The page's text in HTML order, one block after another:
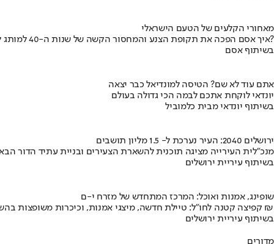
מאחורי הקלעים של הטעם הישראלי
איך אסם הפכה את תקופת הצנע והמחסור הקשה של שנות ה-40 למותג לאומי?
בשיתוף אסם
אתם עוד לא שם? הטיסה למונדיאל כבר יצאה
יונדאי לוקחת אתכם לבמה הכי גדולה בעולם
בשיתוף יונדאי מבית כלמוביל
ירושלים 2040: העיר נערכת ל- 1.5 מליון תושבים
מנכ"לית העירייה מציגה תוכנית להשארת הצעירים ובניית עתיד הדור
בשיתוף עיריית ירושלים
שופינג, אמנות ואוכל: המרכז המתחדש של מזרח י-ם
קפיצה קטנה לחו"ל: טיילת חדשה, מיצגי אמנות, וכיכרות משופצות בהשקעה של 100 מיליון ₪
בשיתוף עיריית ירושלים
מדורים